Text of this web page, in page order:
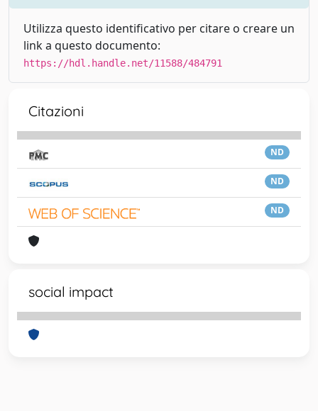
Utilizza questo identificativo per citare o creare un
link a questo documento:
https://hdl.handle.net/11588/484791
Citazioni
ND
ND
ND
social impact